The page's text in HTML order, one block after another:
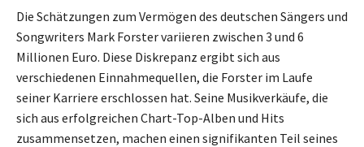
Die Schätzungen zum Vermögen des deutschen Sängers und
Songwriters Mark Forster variieren zwischen 3 und 6
Millionen Euro. Diese Diskrepanz ergibt sich aus
verschiedenen Einnahmequellen, die Forster im Laufe
seiner Karriere erschlossen hat. Seine Musikverkäufe, die
sich aus erfolgreichen Chart-Top-Alben und Hits
zusammensetzen, machen einen signifikanten Teil seines